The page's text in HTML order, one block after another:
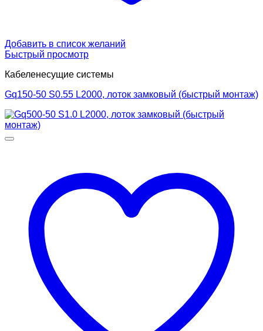
Добавить в список желаний
Быстрый просмотр
Кабеленесущие системы
Gq150-50 S0.55 L2000, лоток замковый (быстрый монтаж)